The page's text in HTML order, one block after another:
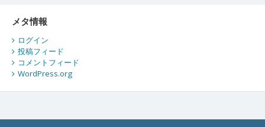
メタ情報
ログイン
投稿フィード
コメントフィード
WordPress.org